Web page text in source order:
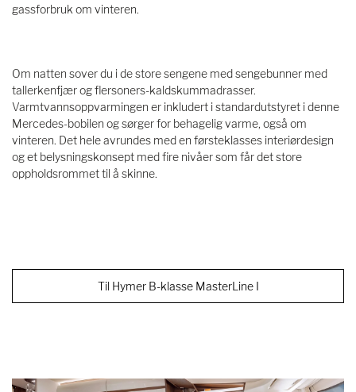
gassforbruk om vinteren.
Om natten sover du i de store sengene med sengebunner med
tallerkenfjær og flersoners-kaldskummadrasser.
Varmtvannsoppvarmingen er inkludert i standardutstyret i denne
Mercedes-bobilen og sørger for behagelig varme, også om
vinteren. Det hele avrundes med en førsteklasses interiørdesign
og et belysningskonsept med fire nivåer som får det store
oppholdsrommet til å skinne.
Til Hymer B-klasse MasterLine I